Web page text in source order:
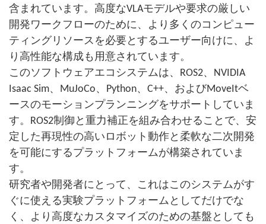
含まれています。高度なVLAモデルや要求の厳しい
開発ワークフローのために、より多くのコンピュー
ティングリソースを必要とするユーザー向けに、よ
り高性能な構成も用意されています。
このソフトウェアエコシステムは、ROS2、NVIDIA
Isaac Sim、MuJoCo、Python、C++、およびMoveItベ
ースのモーションプランニングをサポートしていま
す。ROS2制御と重力補正を組み合わせることで、安
定した再現性の高いロボット動作と柔軟な二次開発
を可能にするプラットフォームが構築されていま
す。
研究者や開発者にとって、これはこのシステムがす
ぐに使える実験プラットフォームとしてだけでな
く、より高度なカスタマイズのための基盤としても